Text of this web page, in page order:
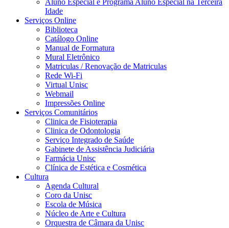
Aluno Especial e Programa Aluno Especial na Terceira
Idade
Serviços Online
Biblioteca
Catálogo Online
Manual de Formatura
Mural Eletrônico
Matriculas / Renovação de Matriculas
Rede Wi-Fi
Virtual Unisc
Webmail
Impressões Online
Serviços Comunitários
Clinica de Fisioterapia
Clinica de Odontologia
Serviço Integrado de Saúde
Gabinete de Assistência Judiciária
Farmácia Unisc
Clínica de Estética e Cosmética
Cultura
Agenda Cultural
Coro da Unisc
Escola de Música
Núcleo de Arte e Cultura
Orquestra de Câmara da Unisc